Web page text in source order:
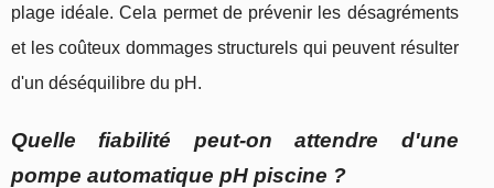
plage idéale. Cela permet de prévenir les désagréments
et les coûteux dommages structurels qui peuvent résulter
d'un déséquilibre du pH.
Quelle fiabilité peut-on attendre d'une
pompe automatique pH piscine ?